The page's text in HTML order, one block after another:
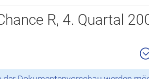
R, 4. Quartal